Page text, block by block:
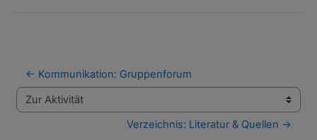
← Kommunikation: Gruppenforum
Zur Aktivität
Verzeichnis: Literatur & Quellen →